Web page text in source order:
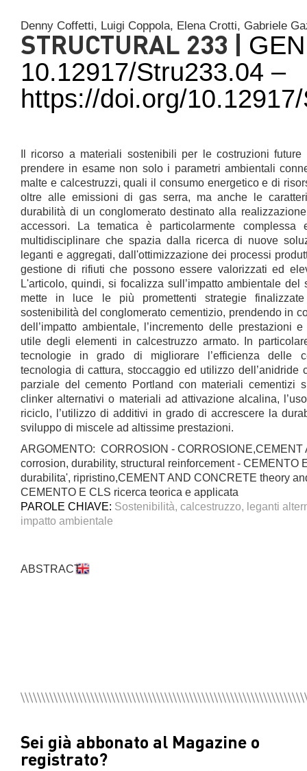
Denny Coffetti, Luigi Coppola, Elena Crotti, Gabriele
STRUCTURAL 233 |
10.12917/Stru233.04 –
https://doi.org/
Il ricorso a materiali sostenibili per le costruzioni
prendere in esame non solo i parametri ambientali
malte e calcestruzzi, quali il consumo energetico e di
oltre alle emissioni di gas serra, ma anche le
durabilità di un conglomerato destinato alla
accessori. La tematica è particolarmente complessa
multidisciplinare che spazia dalla ricerca di nuove
leganti e aggregati, dall'ottimizzazione dei processi
gestione di rifiuti che possono essere valorizzati ed
L'articolo, quindi, si focalizza sull’impatto ambientale del
mette in luce le più promettenti strategie
sostenibilità del conglomerato cementizio, prendendo in
dell’impatto ambientale, l’incremento delle prestazioni
utile degli elementi in calcestruzzo armato. In
tecnologie in grado di migliorare l’efficienza delle
tecnologia di cattura, stoccaggio ed utilizzo dell’anidride
parziale del cemento Portland con materiali cementizi
clinker alternativi o materiali ad attivazione alcalina,
riciclo, l’utilizzo di additivi in grado di accrescere la
sviluppo di miscele ad altissime prestazioni.
ARGOMENTO: CORROSION -
corrosion, durability, structural reinforcement - CEMENTO
durabilita', ripristino,CEMENT AND CONCRETE theory
CEMENTO E CLS ricerca teorica e applicata
PAROLE CHIAVE: Sostenibilità, calcestruzzo, leganti
impatto ambientale
ABSTRACT
Sei già abbonato al Magazine o
registrato?